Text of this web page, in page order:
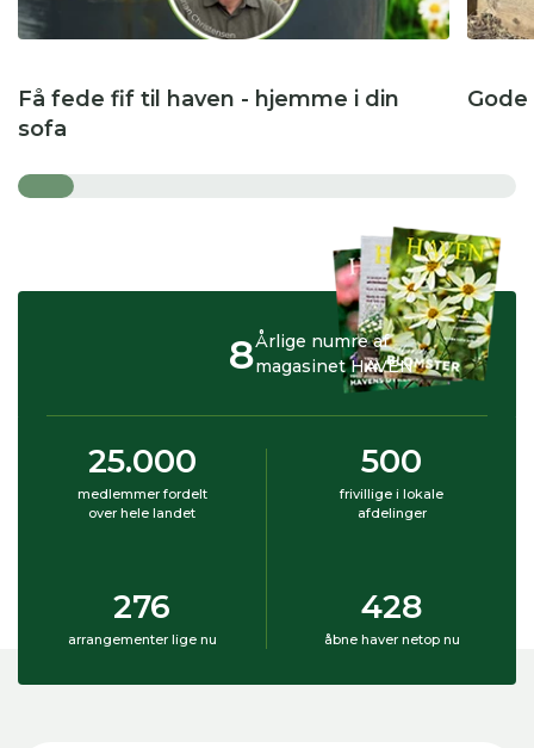
Få fede fif til haven - hjemme i din
sofa
Årlige numre af
magasinet HAVEN
8
25.000
medlemmer fordelt
over hele landet
500
frivillige i lokale
afdelinger
276
arrangementer lige nu
428
åbne haver netop nu